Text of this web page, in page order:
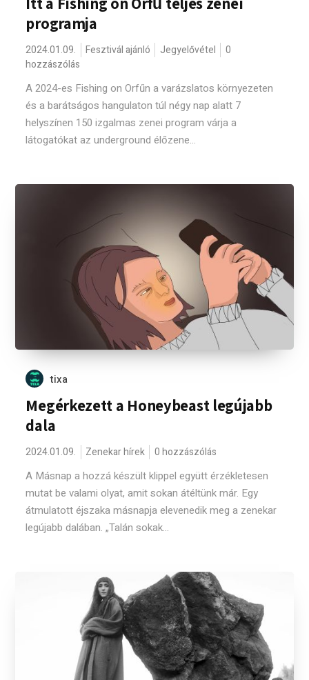
programja
2024.01.09. Fesztivál ajánló Jegyelővétel
0
hozzászólás
A 2024-es Fishing on Orfűn a varázslatos környezeten
és a barátságos hangulaton túl négy nap alatt 7
helyszínen 150 izgalmas zenei program várja a
látogatókat az underground élőzene...
tixa
Megérkezett a Honeybeast legújabb
dala
2024.01.09. Zenekar hírek 0 hozzászólás
A Másnap a hozzá készült klippel együtt érzékletesen
mutat be valami olyat, amit sokan átéltünk már. Egy
átmulatott éjszaka másnapja elevenedik meg a zenekar
legújabb dalában. „Talán sokak...